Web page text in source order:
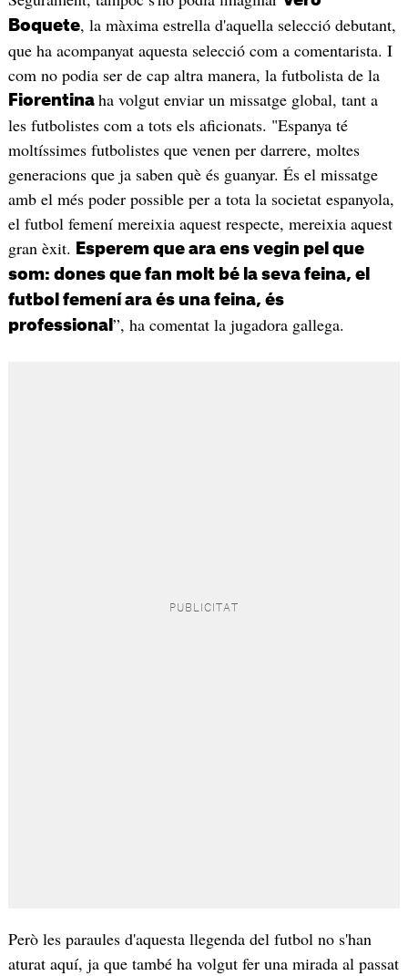
Boquete, la màxima estrella d'aquella selecció debutant,
que ha acompanyat aquesta selecció com a comentarista. I
com no podia ser de cap altra manera, la futbolista de la
Fiorentina ha volgut enviar un missatge global, tant a
les futbolistes com a tots els aficionats. "Espanya té
moltíssimes futbolistes que venen per darrere, moltes
generacions que ja saben què és guanyar. És el missatge
amb el més poder possible per a tota la societat espanyola,
el futbol femení mereixia aquest respecte, mereixia aquest
gran èxit.
Esperem que ara ens vegin pel que
som: dones que fan molt bé la seva feina, el
futbol femení ara és una feina, és
professional ”, ha comentat la jugadora gallega.
Però les paraules d'aquesta llegenda del futbol no s'han
aturat aquí, ja que també ha volgut fer una mirada al passat